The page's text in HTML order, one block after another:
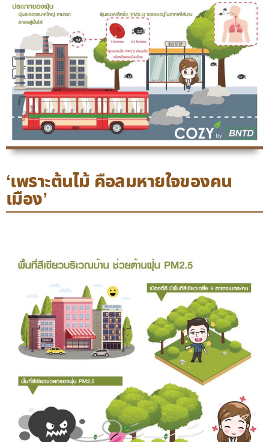
‘เพราะต้นไม้ คือลมหายใจของคน
เมือง’